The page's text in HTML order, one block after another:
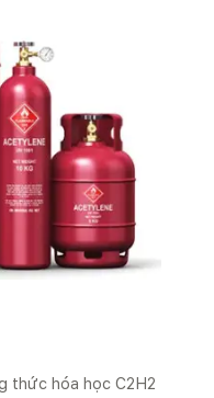
thức hóa học C2H2